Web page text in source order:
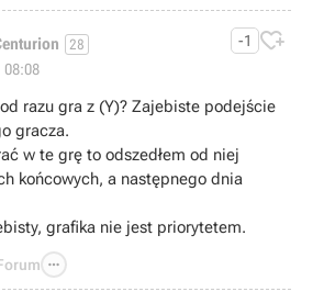
28
08:08
-1 
razu gra z (Y)? Zajebiste podejście
gracza.
w te grę to odszedłem od niej
końcowych, a następnego dnia
grafika nie jest priorytetem.
